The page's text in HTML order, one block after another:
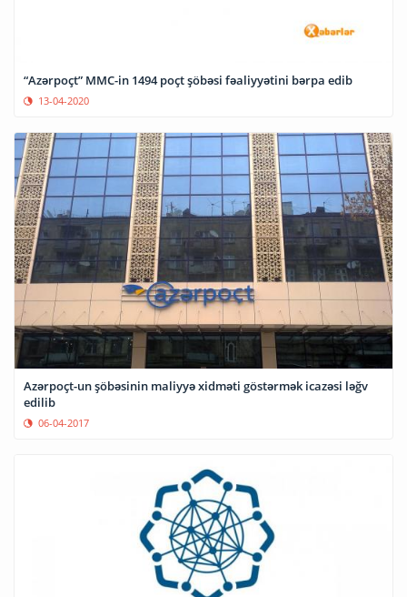
“Azərpoçt” MMC-in 1494 poçt şöbəsi fəaliyyətini bərpa edib
13-04-2020
Azərpoçt-un şöbəsinin maliyyə xidməti göstərmək icazəsi ləğv
edilib
06-04-2017